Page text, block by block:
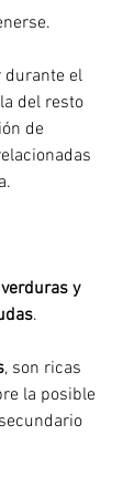
durante el
del resto
de
y
.
, son ricas
la posible